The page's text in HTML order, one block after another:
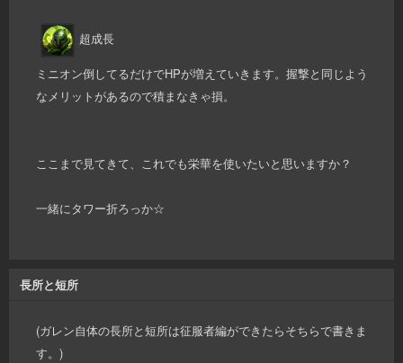
超成長
ミニオン倒してるだけでHPが増えていきます。握撃と同じよう
なメリットがあるので積まなきゃ損。
ここまで見てきて、これでも栄華を使いたいと思いますか？
一緒にタワー折ろっか☆
長所と短所
(ガレン自体の長所と短所は征服者編ができたらそちらで書きま
す。)